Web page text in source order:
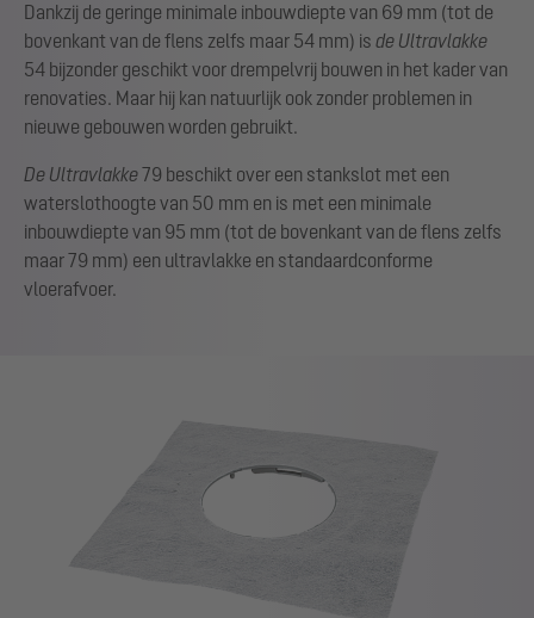
Dankzij de geringe minimale inbouwdiepte van 69 mm (tot de
bovenkant van de flens zelfs maar 54 mm) is de Ultravlakke
54 bijzonder geschikt voor drempelvrij bouwen in het kader van
renovaties. Maar hij kan natuurlijk ook zonder problemen in
nieuwe gebouwen worden gebruikt.
De Ultravlakke79 beschikt over een stankslot met een
waterslothoogte van 50 mm en is met een minimale
inbouwdiepte van 95 mm (tot de bovenkant van de flens zelfs
maar 79 mm) een ultravlakke en standaardconforme
vloerafvoer.